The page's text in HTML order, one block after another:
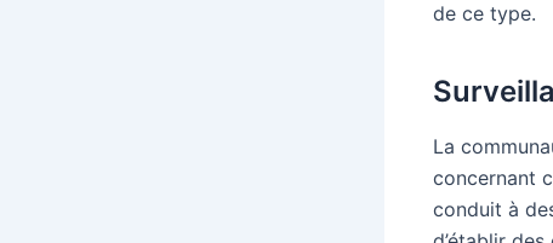
de ce type.
La
concernant
conduit à